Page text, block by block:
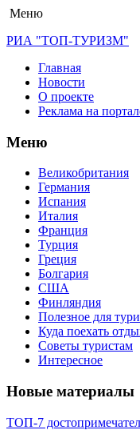
Меню
РИА "ТОП-ТУРИЗМ"
Главная
Новости
О проекте
Реклама на
Меню
Великобритания
Германия
Испания
Италия
Франция
Турция
Греция
Болгария
США
Финляндия
Полезное для
Куда поехать
Советы туристам
Интересное
Новые материалы
ТОП-7